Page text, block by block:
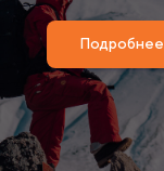
Подробнее